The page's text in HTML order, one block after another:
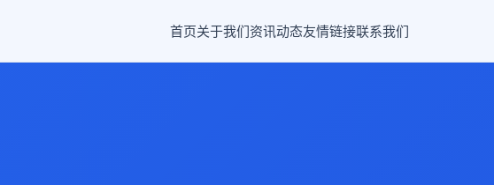
首页关于我们资讯动态友情链接联系我们